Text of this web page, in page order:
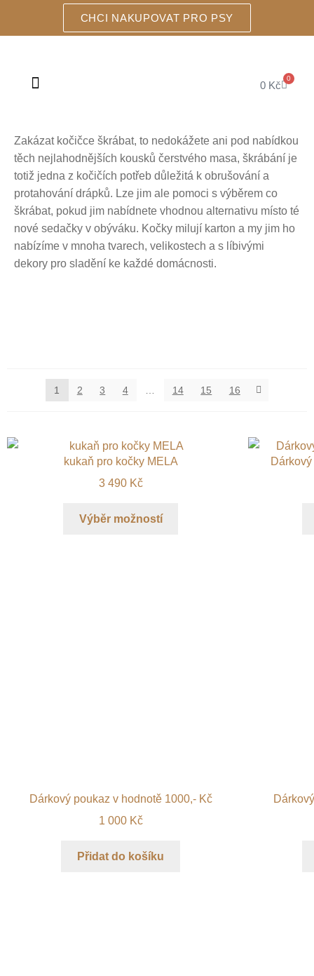
CHCI NAKUPOVAT PRO PSY
0 Kč
0
Zakázat kočičce škrábat, to nedokážete ani pod nabídkou
těch nejlahodnějších kousků čerstvého masa, škrábání je
totiž jedna z kočičích potřeb důležitá k obrušování a
protahování drápků. Lze jim ale pomoci s výběrem co
škrábat, pokud jim nabídnete vhodnou alternativu místo té
nové sedačky v obýváku. Kočky milují karton a my jim ho
nabízíme v mnoha tvarech, velikostech a s líbivými
dekory pro sladění ke každé domácnosti.
1 2 3 4 14 15 16
kukaň pro kočky MELA
3 490 Kč
Výběr možností
Dárkový poukaz v hodnotě 1000,- Kč
1 000 Kč
Přidat do košíku